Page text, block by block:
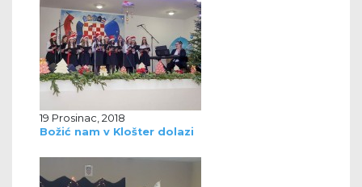
19 Prosinac, 2018
Božić nam v Klošter dolazi